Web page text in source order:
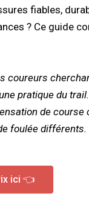
fiables,
? Ce guide
coureurs
pratique du
de course
foulée différents.
ici 👈